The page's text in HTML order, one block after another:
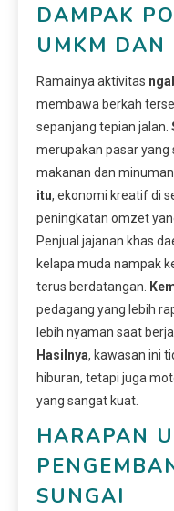
DAMPAK
UMKM DAN
Ramainya aktivitas
membawa berkah
sepanjang tepian jalan.
merupakan pasar yang
makanan dan
itu, ekonomi kreatif di
peningkatan omzet
Penjual jajanan khas
kelapa muda nampak
terus berdatangan.
pedagang yang lebih
lebih nyaman saat
Hasilnya, kawasan ini
hiburan, tetapi juga
yang sangat kuat.
HARAPAN
SUNGAI